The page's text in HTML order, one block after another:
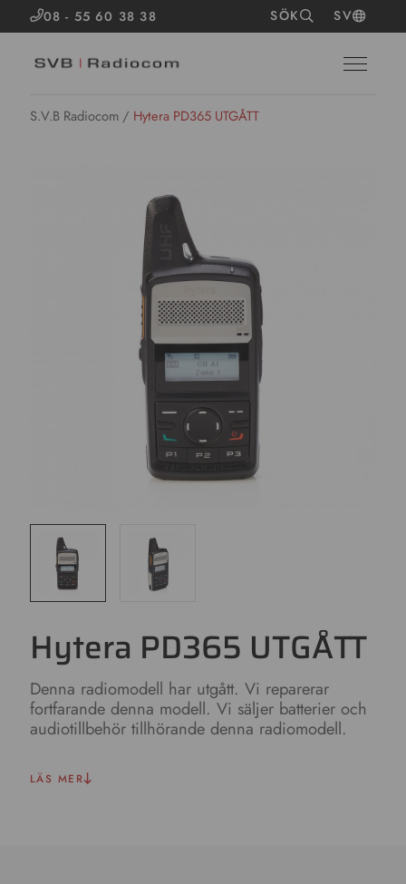
08 - 55 60 38 38 SÖK SV
S.V.B Radiocom / Hytera PD365 UTGÅTT
Hytera PD365 UTGÅTT
Denna radiomodell har utgått. Vi reparerar
fortfarande denna modell. Vi säljer batterier och
audiotillbehör tillhörande denna radiomodell.
LÄS MER